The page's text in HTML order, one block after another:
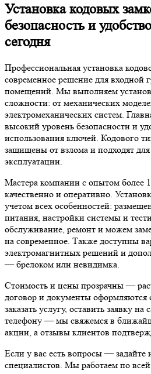
Установка кодовых
безопасность и
сегодня
Профессиональная установка
современное решение для входной
помещений. Мы выполняем
сложности: от механических
электромеханических систем.
высокий уровень безопасности и
использования ключей. Кодового
защищены от взлома и подходят
эксплуатации.
Мастера компании с опытом более
качественно и оперативно.
учетом всех особенностей:
питания, настройки системы и
обслуживание, ремонт и можем
на современное. Также доступны
электромагнитных решений и
— брелоком или невидимка.
Стоимость и цены прозрачны —
договор и документы
заказать услугу, оставить заявку
телефону — мы свяжемся в
акции, а отзывы клиентов
Если у вас есть вопросы — задайте
специалистов. Мы работаем по